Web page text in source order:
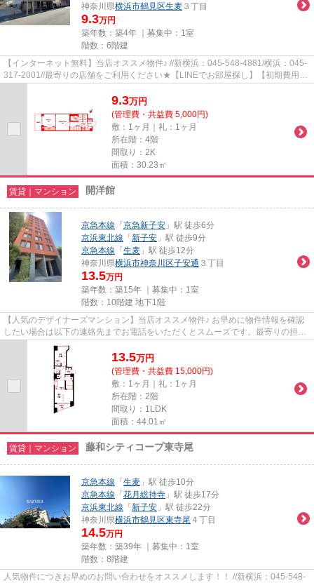
神奈川県横浜市鶴見区生麦 ３丁目
9.3万円
築年数：築4年 ｜募集中： 1室
階数：6階建
【インターネット無料】当店オススメ物件♪ //新横浜：045-548-4881/横浜：045-
317-2001//最寄りの店舗をご利用ください★【LINEでお部屋探し】【初期費用分
9.3万円
(管理費・共益費 5,000円)
敷：1ヶ月｜礼：1ヶ月
所在階：4階
間取り：2K
面積：30.23㎡
賃貸｜マンション 開洋館
京急本線 「 京急新子安 」駅 徒歩6分
京浜東北線 「 新子安 」駅 徒歩9分
京急本線 「 生麦 」駅 徒歩12分
神奈川県横浜市神奈川区子安通 ３丁目
13.5万円
築年数：築15年 ｜募集中： 1室
階数：10階建 地下1階
【人気のデザイナーズマンション】当店オススメ物件♪ お早めに物件情報を確認
したい場合は以下の連絡先までお電話をいただくとスムーズです。最寄りの担当
店舗までお気軽にお電話くだ...
13.5万円
(管理費・共益費 15,000円)
敷：1ヶ月｜礼：1ヶ月
所在階：2階
間取り：1LDK
面積：44.01㎡
賃貸｜マンション 藤和シティコープ東寺尾
京急本線 「 生麦 」駅 徒歩10分
京急本線 「 花月総持寺 」駅 徒歩17分
京浜東北線 「 新子安 」駅 徒歩22分
神奈川県横浜市鶴見区東寺尾 ４丁目
14.5万円
築年数：築39年 ｜募集中： 1室
階数：8階建
人気物件につきお早めのお問い合わせをオススメします！！ //新横浜：045-548-